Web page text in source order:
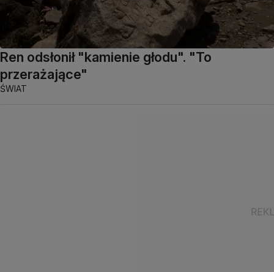
Ren odsłonił "kamienie głodu". "To
przerażające"
ŚWIAT